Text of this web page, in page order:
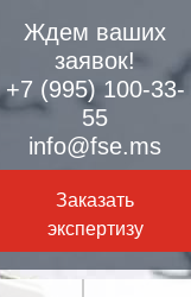
Ждем ваших
заявок!
+7 (995) 100-33-
55
info@fse.ms
Заказать
экспертизу